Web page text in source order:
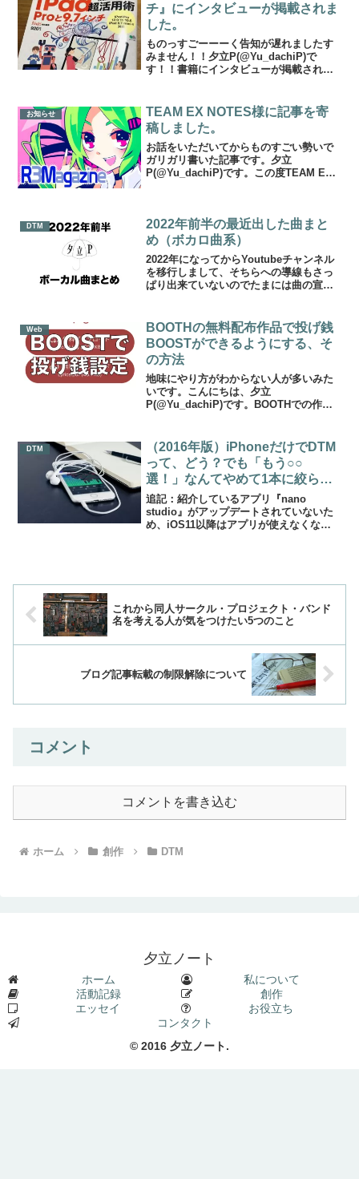
チ』にインタビューが掲載されま
した。
ものっすごーーーく告知が遅れましたす
みません！！夕立P(@Yu_dachiP)で
す！！書籍にインタビューが掲載された
ぼくのインタビューが掲載されまし...
お知らせ
TEAM EX NOTES様に記事を寄
稿しました。
お話をいただいてからものすごい勢いで
ガリガリ書いた記事です。夕立
P(@Yu_dachiP)です。この度TEAM EX
チュア音楽...
DTM
2022年前半の最近出した曲まと
め（ボカロ曲系）
2022年になってからYoutubeチャンネル
を移行しまして、そちらへの導線もさっ
ぱり出来ていないのでたまには曲の宣伝
記事では、最近(2022年4月時点)動...
Web
BOOTHの無料配布作品で投げ銭
BOOSTができるようにする、そ
の方法
地味にやり方がわからない人が多いみた
いです。こんにちは、夕立
P(@Yu_dachiP)です。BOOTHでの作品
購入が前提なので投げ銭とはちょっと違
うのですが、本質的...
DTM
（2016年版）iPhoneだけでDTM
って、どう？でも「もう○○
選！」なんてやめて1本に絞らな
い？
追記：紹介しているアプリ『nano
studio』がアップデートされていないた
め、iOS11以降はアプリが使えなくなり
これから同人サークル・プロジェクト・バンド
名を考える人が気をつけたい5つのこと
ブログ記事転載の制限解除について
コメント
コメントを書き込む
ホーム 創作 DTM
夕立ノート
ホーム
私について
活動記録
創作
エッセイ
お役立ち
コンタクト
© 2016 夕立ノート.